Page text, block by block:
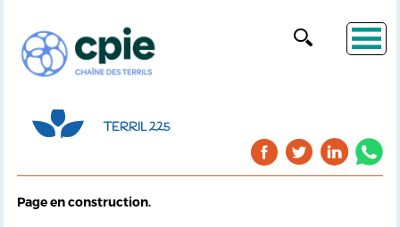
TERRIL 225
Page en construction.